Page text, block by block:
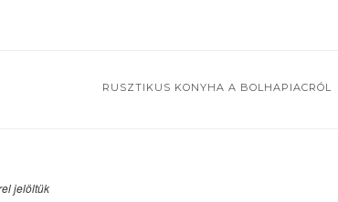
RUSZTIKUS KONYHA A BOLHAPIACRÓL
jelöltük